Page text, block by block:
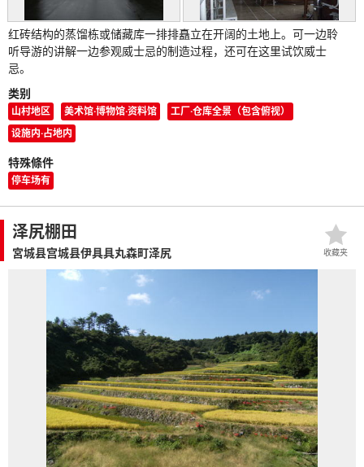
红砖结构的蒸馏栋或储藏库一排排矗立在开阔的土地上。可一边聆
听导游的讲解一边参观威士忌的制造过程，还可在这里试饮威士
忌。
类别
山村地区 美术馆·博物馆·资料馆
工厂·仓库全景（包含俯视）
设施内·占地内
特殊條件
停车场有
泽尻棚田
宮城县宫城县伊具具丸森町泽尻 收藏夹